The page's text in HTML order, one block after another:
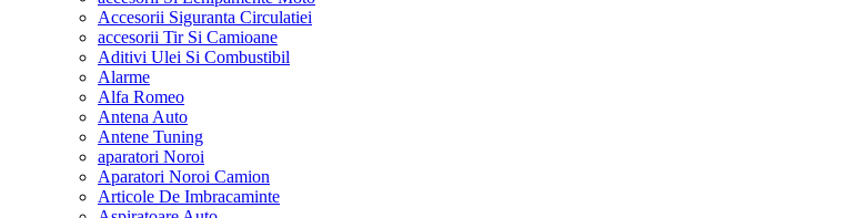
Accesorii Siguranta Circulatiei
accesorii Tir Si Camioane
Aditivi Ulei Si Combustibil
Alarme
Alfa Romeo
Antena Auto
Antene Tuning
aparatori Noroi
Aparatori Noroi Camion
Articole De Imbracaminte